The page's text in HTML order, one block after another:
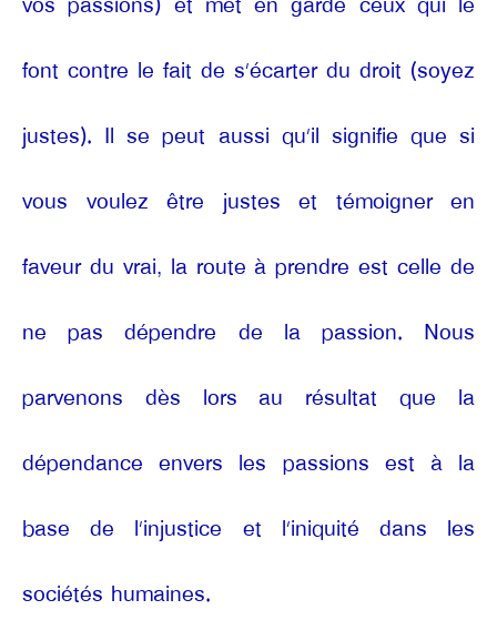
font contre le fait de s’écarter du droit (soyez
justes). Il se peut aussi qu’il signifie que si
vous voulez être justes et témoigner en
faveur du vrai, la route à prendre est celle de
ne pas dépendre de la passion. Nous
parvenons dès lors au résultat que la
dépendance envers les passions est à la
base de l’injustice et l’iniquité dans les
sociétés humaines.